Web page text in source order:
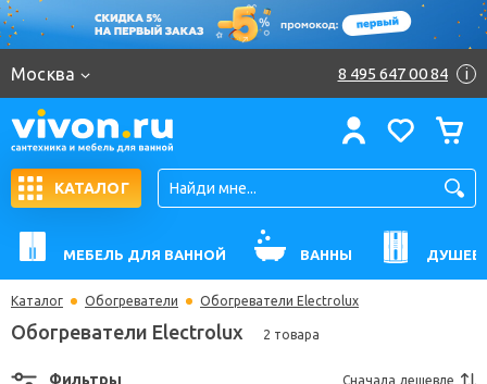
Москва 8 495 647 00 84 i
КАТАЛОГ
МЕБЕЛЬ ДЛЯ ВАННОЙ ВАННЫ
Каталог Обогреватели Обогреватели Electrolux
Обогреватели Electrolux 2 товара
Фильтры Сначала дешевле